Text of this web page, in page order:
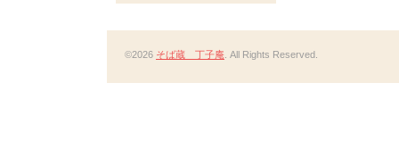
©2026 そば蔵 丁子庵 . All Rights Reserved.